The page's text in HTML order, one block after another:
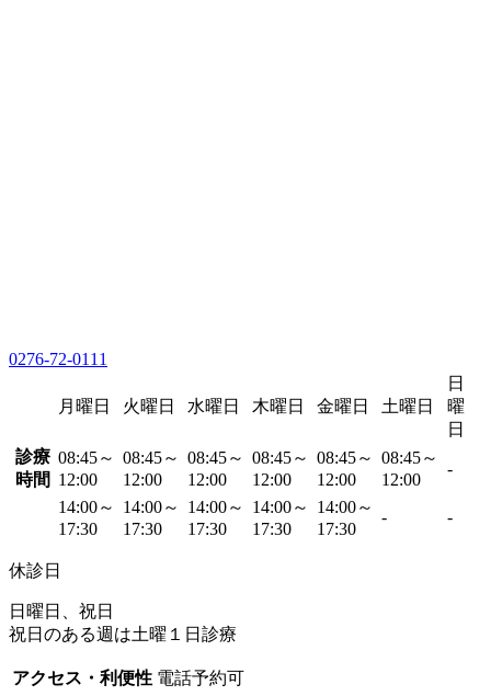
0276-72-0111
月曜日 火曜日 水曜日 木曜日 金曜日 土曜日
日
曜
日
診療
時間
08:45～
12:00
08:45～
12:00
08:45～
12:00
08:45～
12:00
08:45～
12:00
08:45～
12:00
-
14:00～
17:30
14:00～
17:30
14:00～
17:30
14:00～
17:30
14:00～
17:30
- -
休診日
日曜日、祝日
祝日のある週は土曜１日診療
アクセス・利便性 電話予約可